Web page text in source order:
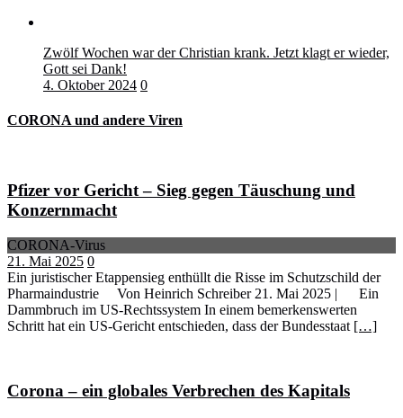
Zwölf Wochen war der Christian krank. Jetzt klagt er wieder,
Gott sei Dank!
4. Oktober 2024 0
CORONA und andere Viren
Pfizer vor Gericht – Sieg gegen Täuschung und
Konzernmacht
CORONA-Virus
21. Mai 2025 0
Ein juristischer Etappensieg enthüllt die Risse im Schutzschild der
Pharmaindustrie Von Heinrich Schreiber 21. Mai 2025 | Ein
Dammbruch im US-Rechtssystem In einem bemerkenswerten
Schritt hat ein US-Gericht entschieden, dass der Bundesstaat […]
Corona – ein globales Verbrechen des Kapitals